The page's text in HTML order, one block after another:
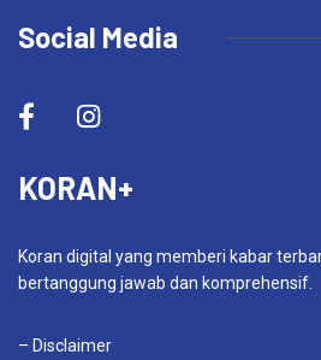
Social Media
KORAN+
Koran digital yang memberi kabar
bertanggung jawab dan komprehensif.
– Disclaimer